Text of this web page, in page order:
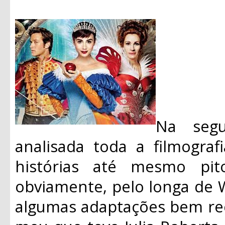
Na
analisada toda a
histórias até mesmo
obviamente, pelo longa de
algumas adaptações bem